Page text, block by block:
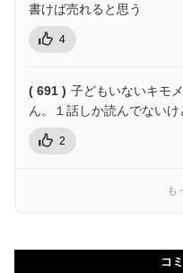
書けば売れると思う
4
( 691 ) 子どもいないキモ
ん。１話しか読んでないけ
2
も
コ